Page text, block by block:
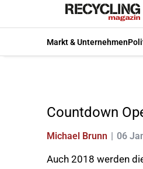
Markt & Unternehmen
Countdown
Michael Brunn 06
Auch 2018 werden